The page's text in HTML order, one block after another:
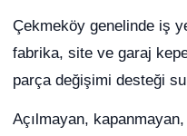
Çekmeköy genelinde iş
fabrika, site ve garaj
parça değişimi desteği
Açılmayan,